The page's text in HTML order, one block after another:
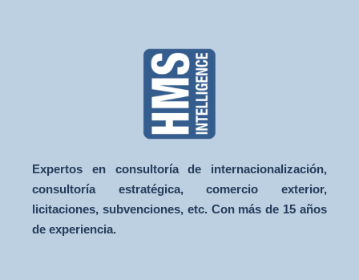
Expertos en consultoría de internacionalización,
consultoría estratégica, comercio exterior,
licitaciones, subvenciones, etc. Con más de 15 años
de experiencia.